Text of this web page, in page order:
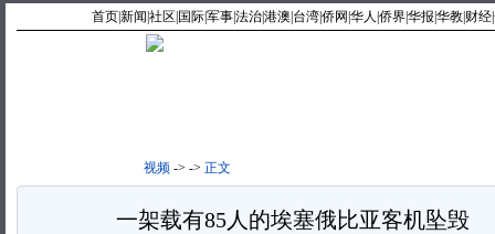
首页新闻 社区 国际军事法治港澳 台湾侨网 华人 侨界华报 华教 财经
视频 -> -> 正文
一架载有85人的埃塞俄比亚客机坠毁